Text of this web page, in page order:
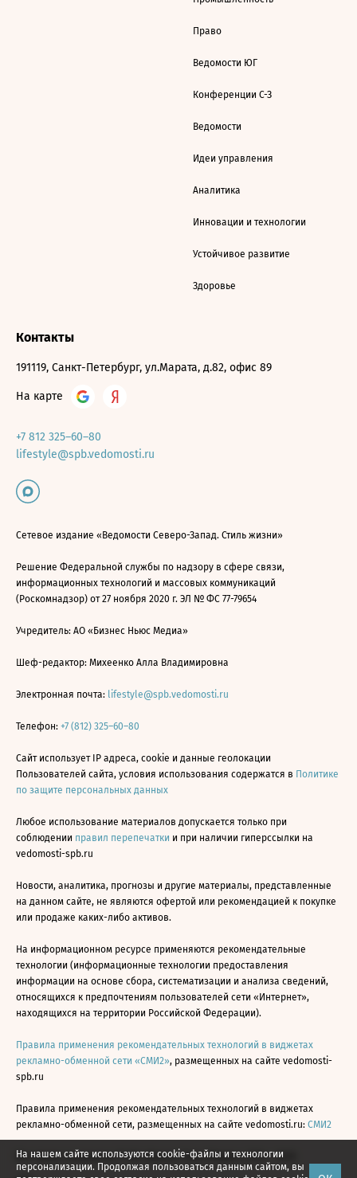
На нашем сайте используются cookie-файлы и технологии
персонализации. Продолжая пользоваться данным сайтом, вы
Право
Ведомости ЮГ
Конференции С-З
Ведомости
Идеи управления
Аналитика
Инновации и технологии
Устойчивое развитие
Здоровье
Контакты
191119, Санкт-Петербург, ул.Марата, д.82, офис 89
На карте
+7 812 325–60–80
lifestyle@spb.vedomosti.ru
Сетевое издание «Ведомости Северо-Запад. Стиль жизни»
Решение Федеральной службы по надзору в сфере связи,
информационных технологий и массовых коммуникаций
(Роскомнадзор) от 27 ноября 2020 г. ЭЛ № ФС 77-79654
Учредитель: АО «Бизнес Ньюс Медиа»
Шеф-редактор: Михеенко Алла Владимировна
Электронная почта: lifestyle@spb.vedomosti.ru
Телефон: +7 (812) 325–60–80
Сайт использует IP адреса, cookie и данные геолокации
Пользователей сайта, условия использования содержатся в Политике
по защите персональных данных
Любое использование материалов допускается только при
соблюдении правил перепечатки и при наличии гиперссылки на
vedomosti-spb.ru
Новости, аналитика, прогнозы и другие материалы, представленные
на данном сайте, не являются офертой или рекомендацией к покупке
или продаже каких-либо активов.
На информационном ресурсе применяются рекомендательные
технологии (информационные технологии предоставления
информации на основе сбора, систематизации и анализа сведений,
относящихся к предпочтениям пользователей сети «Интернет»,
находящихся на территории Российской Федерации).
Правила применения рекомендательных технологий в виджетах
рекламно-обменной сети «СМИ2», размещенных на сайте vedomosti-
spb.ru
Правила применения рекомендательных технологий в виджетах
рекламно-обменной сети, размещенных на сайте vedomosti.ru: СМИ2
Все права защищены © АО «Бизнес Ньюс Медиа», 2024 - 2026